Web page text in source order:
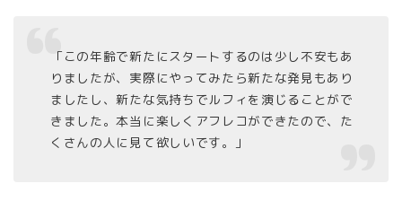
「この年齢で新たにスタートするのは少し不安もあ
りましたが、実際にやってみたら新たな発見もあり
ましたし、新たな気持ちでルフィを演じることがで
きました。本当に楽しくアフレコができたので、た
くさんの人に見て欲しいです。」